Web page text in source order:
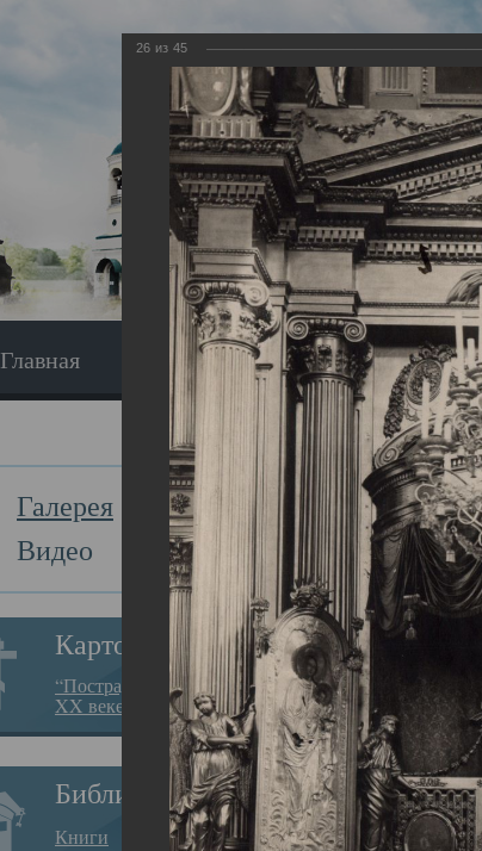
Главная Экскурсия
Галерея
Видео
Картотека
“Пострадавшие за веру в
XX веке на Севере”
Библиотека
Книги
Главная Галерея
Свято-Троицкий
23.12.2015
Сегодня мы можем
пострадал от
выдающихся
вызванная
разрушение
собора
26 из 45